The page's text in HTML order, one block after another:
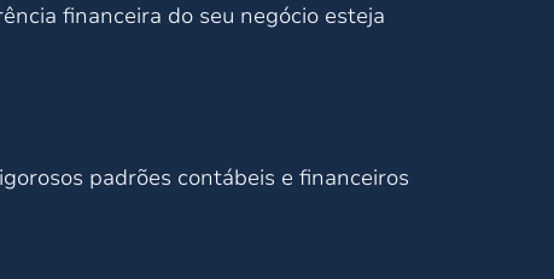
financeira do seu negócio esteja
padrões contábeis e financeiros